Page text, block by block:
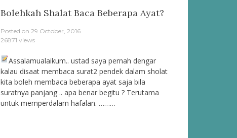
Bolehkah Shalat Baca Beberapa Ayat?
Posted on 29 October, 2016
26871 views
Assalamualaikum.. ustad saya pernah dengar
kalau disaat membaca surat2 pendek dalam sholat
kita boleh membaca beberapa ayat saja bila
suratnya panjang .. apa benar begitu ? Terutama
untuk memperdalam hafalan. ………